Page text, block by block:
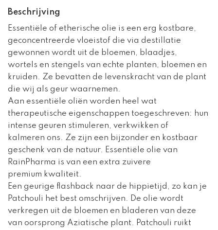
Beschrijving
Essentiële of etherische olie is een erg kostbare,
geconcentreerde vloeistof die via destillatie
gewonnen wordt uit de bloemen, blaadjes,
wortels en stengels van echte planten, bloemen en
kruiden. Ze bevatten de levenskracht van de plant
die wij als geur waarnemen.
Aan essentiële oliën worden heel wat
therapeutische eigenschappen toegeschreven: hun
intense geuren stimuleren, verkwikken of
kalmeren ons. Ze zijn een bijzonder en kostbaar
geschenk van de natuur. Essentiële olie van
RainPharma is van een extra zuivere
premium kwaliteit.
Een geurige flashback naar de hippietijd, zo kan je
Patchouli het best omschrijven. De olie wordt
verkregen uit de bloemen en bladeren van deze
van oorsprong Aziatische plant. Patchouli ruikt